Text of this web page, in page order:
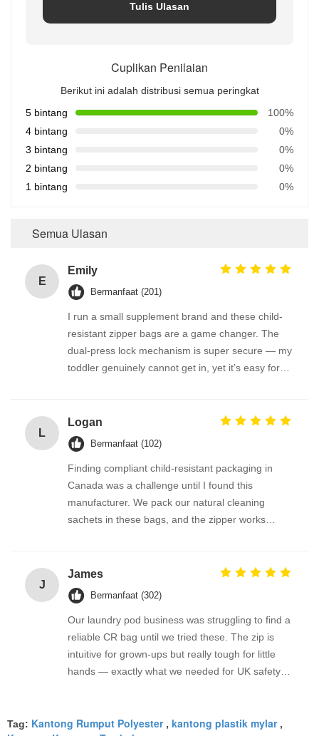
Tulis Ulasan
Cuplikan Penilaian
Berikut ini adalah distribusi semua peringkat
5 bintang
100%
4 bintang
0%
3 bintang
0%
2 bintang
0%
1 bintang
0%
Semua Ulasan
E
Emily
Bermanfaat (201)
I run a small supplement brand and these child-
resistant zipper bags are a game changer. The
dual-press lock mechanism is super secure — my
toddler genuinely cannot get in, yet it’s easy for
odorless, and the bag reseals perfectly. FDA-
compliant feel, great quality!
L
Logan
Bermanfaat (102)
Finding compliant child-resistant packaging in
Canada was a challenge until I found this
manufacturer. We pack our natural cleaning
sachets in these bags, and the zipper works
beautifully. Fast shipping, excellent print quality,
and fantastic support from the team.
J
James
Bermanfaat (302)
Our laundry pod business was struggling to find a
reliable CR bag until we tried these. The zip is
intuitive for grown-ups but really tough for little
hands — exactly what we needed for UK safety
The matte finish also takes our logo print
Tag: Kantong Rumput Polyester, kantong plastik mylar,